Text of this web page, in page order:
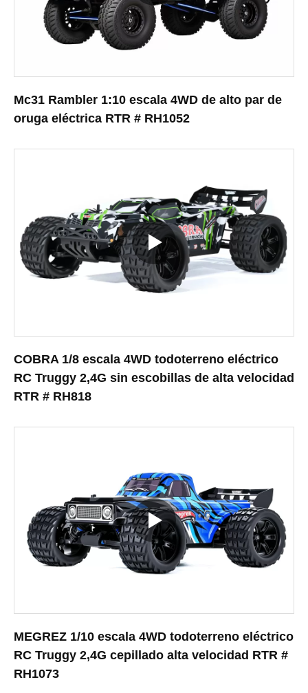
Mc31 Rambler 1:10 escala 4WD de alto par de
oruga eléctrica RTR # RH1052
COBRA 1/8 escala 4WD todoterreno eléctrico
RC Truggy 2,4G sin escobillas de alta velocidad
RTR # RH818
MEGREZ 1/10 escala 4WD todoterreno eléctrico
RC Truggy 2,4G cepillado alta velocidad RTR #
RH1073